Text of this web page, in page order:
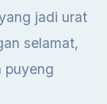
jadi urat
selamat,
puyeng